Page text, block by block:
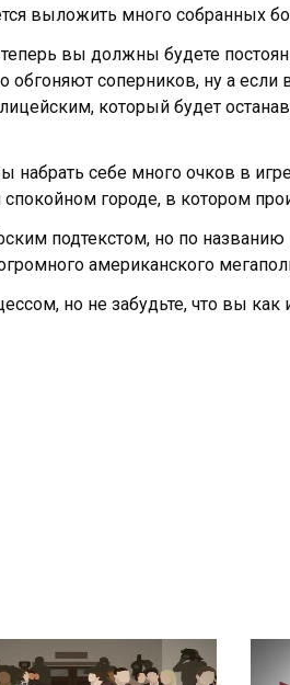
выложить много собранных
вы должны будете
обгоняют соперников, ну а если
который будет
себе много очков в
городе, в котором
подтекстом, но по
американского
но не забудьте, что вы как